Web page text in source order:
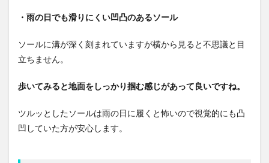
・雨の日でも滑りにくい凹凸のあるソール
ソールに溝が深く刻まれていますが横から見ると不思議と目
立ちません。
歩いてみると地面をしっかり掴む感じがあって良いですね。
ツルッとしたソールは雨の日に履くと怖いので視覚的にも凸
凹していた方が安心します。